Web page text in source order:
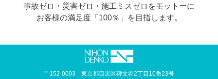
事故ゼロ・災害ゼロ・施工ミスゼロをモットーに
お客様の満足度「100％」を目指します。
〒152-0003 東京都目黒区碑文谷2丁目10番23号